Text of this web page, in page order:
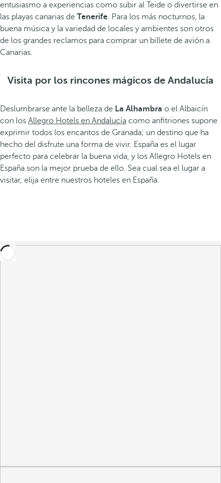
entusiasmo a experiencias como subir al Teide o divertirse en
las playas canarias de Tenerife. Para los más nocturnos, la
buena música y la variedad de locales y ambientes son otros
de los grandes reclamos para comprar un billete de avión a
Canarias.
Visita por los rincones mágicos de Andalucía
Deslumbrarse ante la belleza de La Alhambra o el Albaicín
con los Allegro Hotels en Andalucía como anfitriones supone
exprimir todos los encantos de Granada; un destino que ha
hecho del disfrute una forma de vivir. España es el lugar
perfecto para celebrar la buena vida, y los Allegro Hotels en
España son la mejor prueba de ello. Sea cual sea el lugar a
visitar, elija entre nuestros hoteles en España.